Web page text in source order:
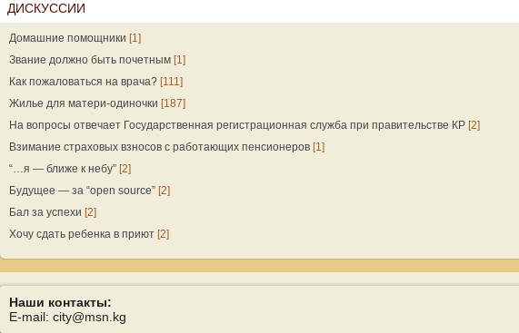
ДИСКУССИИ
Домашние помощники [1]
Звание должно быть почетным [1]
Как пожаловаться на врача? [111]
Жилье для матери-одиночки [187]
На вопросы отвечает Государственная регистрационная служба при правительстве КР [2]
Взимание страховых взносов с работающих пенсионеров [1]
“…я — ближе к небу” [2]
Будущее — за “open source” [2]
Бал за успехи [2]
Хочу сдать ребенка в приют [2]
Наши контакты:
E-mail: city@msn.kg